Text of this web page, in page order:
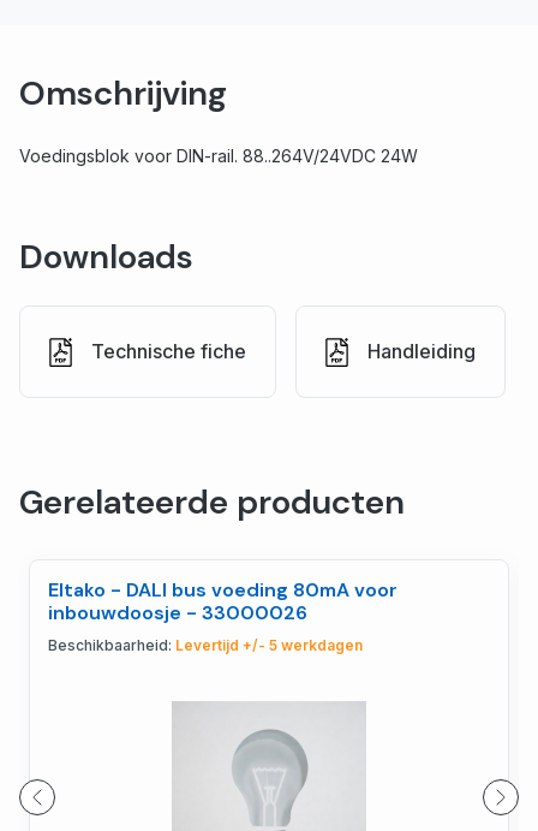
Omschrijving
Voedingsblok voor DIN-rail. 88..264V/24VDC 24W
Downloads
Technische fiche Handleiding
Gerelateerde producten
Eltako - DALI bus voeding 80mA voor
inbouwdoosje - 33000026
Beschikbaarheid: Levertijd +/- 5 werkdagen